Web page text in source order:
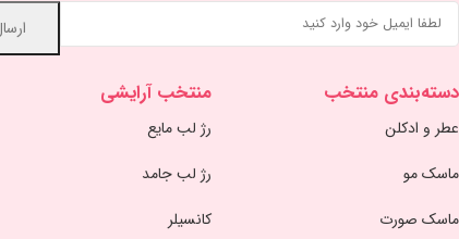
دسته‌بندی منتخب
عطر و ادکلن
ماسک مو
ماسک صورت
منتخب آرایشی
رژ لب مایع
رژ لب جامد
کانسیلر